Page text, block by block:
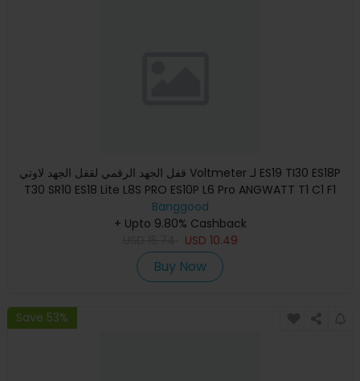
قفل الجهد الرقمي لقفل الجهد لاوتي Voltmeter لـ ES19 TI30 ES18P
T30 SR10 ES18 Lite L8S PRO ES10P L6 Pro ANGWATT T1 C1 F1
Banggood
+ Upto 9.80% Cashback
USD 10.49
Buy Now
Save 53%